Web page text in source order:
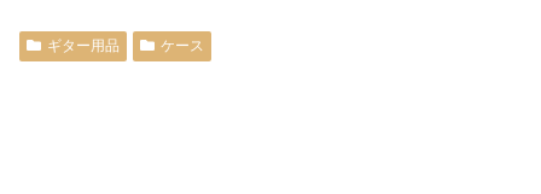
ギター用品 ケース